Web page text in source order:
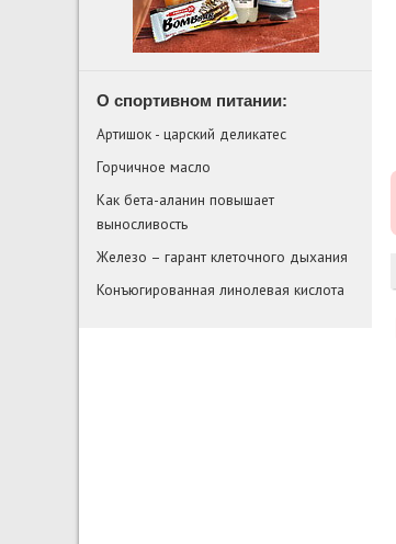
О спортивном питании:
Артишок - царский деликатес
Горчичное масло
Как бета-аланин повышает
выносливость
Железо – гарант клеточного дыхания
Конъюгированная линолевая кислота